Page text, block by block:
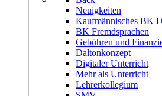
Neuigkeiten
Kaufmännisches BK
BK Fremdsprachen
Gebühren und
Daltonkonzept
Digitaler Unterricht
Mehr als Unterricht
Lehrerkollegium